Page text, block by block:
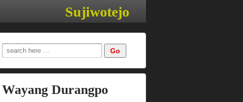
Sujiwotejo
Wayang Durangpo